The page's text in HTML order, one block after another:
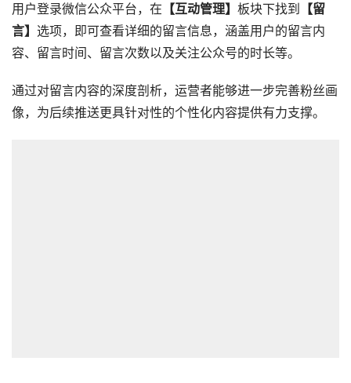
用户登录微信公众平台，在 【互动管理】 板块下找到
【留
言】 选项，即可查看详细的留言信息，涵盖用户的留言内
容、留言时间、留言次数以及关注公众号的时长等。
通过对留言内容的深度剖析，运营者能够进一步完善粉丝画
像，为后续推送更具针对性的个性化内容提供有力支撑。